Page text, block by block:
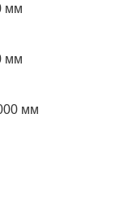
мм
мм
мм